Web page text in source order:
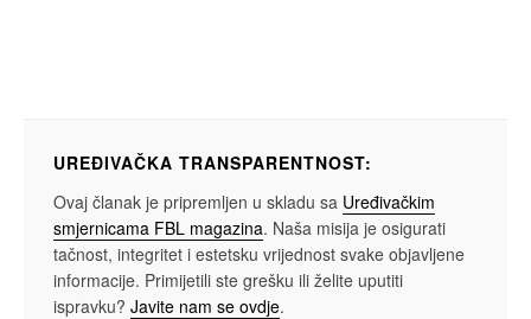
UREĐIVAČKA TRANSPARENTNOST:
Ovaj članak je pripremljen u skladu sa Uređivačkim
smjernicama FBL magazina. Naša misija je osigurati
tačnost, integritet i estetsku vrijednost svake objavljene
informacije. Primijetili ste grešku ili želite uputiti
ispravku? Javite nam se ovdje.